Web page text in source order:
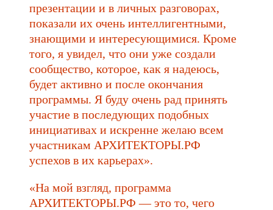
презентации и в личных разговорах,
показали их очень интеллигентными,
знающими и интересующимися. Кроме
того, я увидел, что они уже создали
сообщество, которое, как я надеюсь,
будет активно и после окончания
программы. Я буду очень рад принять
участие в последующих подобных
инициативах и искренне желаю всем
участникам АРХИТЕКТОРЫ.РФ
успехов в их карьерах».
«На мой взгляд, программа
АРХИТЕКТОРЫ.РФ — это то, чего